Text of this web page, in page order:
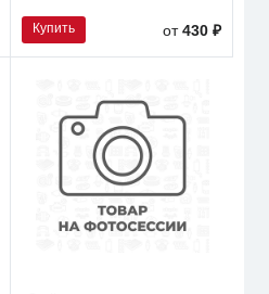
Купить от430 ₽